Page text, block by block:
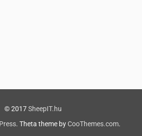
© 2017SheepIT.hu
. Theta theme by CooThemes.com.